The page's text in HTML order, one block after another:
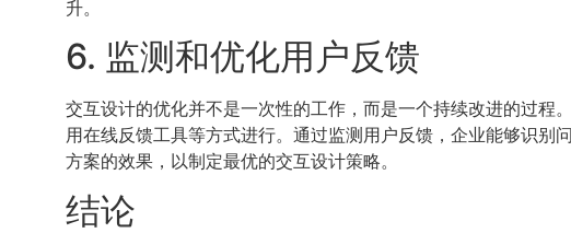
升。
6. 监测和优化用户反馈
交互设计的优化并不是一次性的工作，而是一个持续改进的过程
用在线反馈工具等方式进行。通过监测用户反馈，企业能够识
方案的效果，以制定最优的交互设计策略。
结论